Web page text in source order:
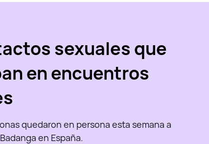
sexuales que
en encuentros
quedaron en persona esta semana a
en España.